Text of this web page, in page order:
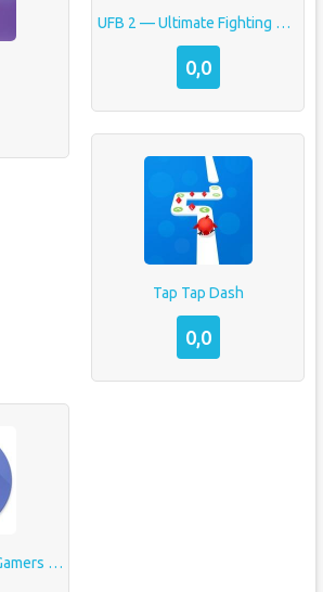
UFB 2 — Ultimate Fighting Bros
0,0
Tap Tap Dash
0,0
Discord — Chat for Gamers by